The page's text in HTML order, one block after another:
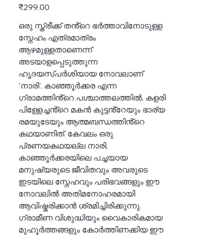
Price
₹299.00
ഒരു സ്ത്രീക്ക് തൻ്റെ ഭർത്താവിനോടുള്ള
സ്നേഹം എത്രമാത്രം
ആഴമുള്ളതാണെന്ന്
അടയാളപ്പെടുത്തുന്ന
ഹൃദയസ്പർശിയായ നോവലാണ്
'നാരി'. കാഞ്ഞൂർക്കര എന്ന
ഗ്രാമത്തിൻ്റെ പശ്ചാത്തലത്തിൽ, കളരി
പിള്ളേച്ചൻ്റെ മകൻ കുട്ടൻ്റേയും ഭാര്യ
രമയുടേയും ആത്മബന്ധത്തിൻ്റെ
കഥയാണിത്. കേവലം ഒരു
പ്രണയകഥയല്ല നാരി,
കാഞ്ഞൂർക്കരയിലെ പച്ചയായ
മനുഷ്യരുടെ ജീവിതവും അവരുടെ
ഇടയിലെ സ്നേഹവും പരിഭവങ്ങളും ഈ
നോവലിൽ അതിമനോഹരമായി
ആവിഷ്കരിക്കാൻ ശ്രമിച്ചിരിക്കുന്നു.
ഗ്രാമീണ വിശുദ്ധിയും വൈകാരികമായ
മുഹൂർത്തങ്ങളും കോർത്തിണക്കിയ ഈ